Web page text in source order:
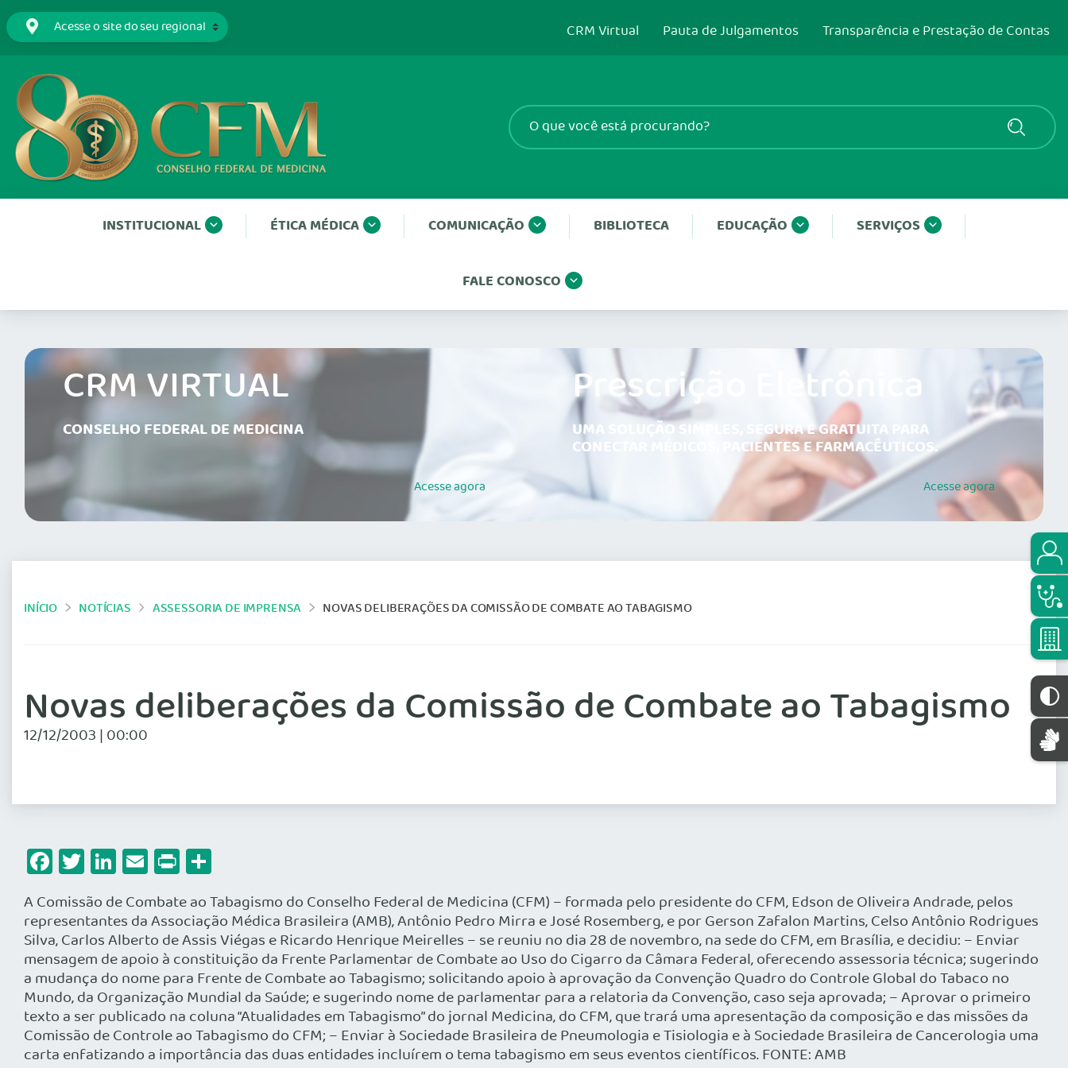
CRM Virtual Pauta de Julgamentos Transparência e Prestação de Contas
INSTITUCIONAL ÉTICA MÉDICA COMUNICAÇÃO BIBLIOTECA EDUCAÇÃO SERVIÇOS
FALE CONOSCO
CRM VIRTUAL
CONSELHO FEDERAL DE MEDICINA
Acesseagora
Prescrição Eletrônica
UMA SOLUÇÃO SIMPLES, SEGURA E GRATUITA PARA
CONECTAR MÉDICOS, PACIENTES E FARMACÊUTICOS.
Acesseagora
INÍCIO NOTÍCIAS ASSESSORIA DE IMPRENSA NOVAS DELIBERAÇÕES DA COMISSÃO DE COMBATE AO TABAGISMO
Novas deliberações da Comissão de Combate ao Tabagismo
12/12/2003 | 00:00
Facebook
Twitter
LinkedIn
Email
Print
A Comissão de Combate ao Tabagismo do Conselho Federal de Medicina (CFM) – formada pelo presidente do CFM, Edson de Oliveira Andrade, pelos
representantes da Associação Médica Brasileira (AMB), Antônio Pedro Mirra e José Rosemberg, e por Gerson Zafalon Martins, Celso Antônio Rodrigues
Silva, Carlos Alberto de Assis Viégas e Ricardo Henrique Meirelles – se reuniu no dia 28 de novembro, na sede do CFM, em Brasília, e decidiu: – Enviar
mensagem de apoio à constituição da Frente Parlamentar de Combate ao Uso do Cigarro da Câmara Federal, oferecendo assessoria técnica; sugerindo
a mudança do nome para Frente de Combate ao Tabagismo; solicitando apoio à aprovação da Convenção Quadro do Controle Global do Tabaco no
Mundo, da Organização Mundial da Saúde; e sugerindo nome de parlamentar para a relatoria da Convenção, caso seja aprovada; – Aprovar o primeiro
texto a ser publicado na coluna “Atualidades em Tabagismo” do jornal Medicina, do CFM, que trará uma apresentação da composição e das missões da
Comissão de Controle ao Tabagismo do CFM; – Enviar à Sociedade Brasileira de Pneumologia e Tisiologia e à Sociedade Brasileira de Cancerologia uma
carta enfatizando a importância das duas entidades incluírem o tema tabagismo em seus eventos científicos. FONTE: AMB